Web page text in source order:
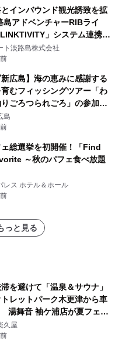
インバウンド観光誘致を拡
島アドベンチャーRIBライ
LINKTIVITY」システム連携を
ト淡路島株式会社
新広島】海の恵みに感謝する
むフィッシングツアー「わ
ごろつられごろ」の参加小
島
総選挙を初開催！「Find
～秋のパフェ食べ放題
レス ホテル＆ホール
っと見る
を避けて「温泉＆サウナ」
レットパーク木更津から車
舞音 袖ケ浦店が夏フェア
提供
久屋